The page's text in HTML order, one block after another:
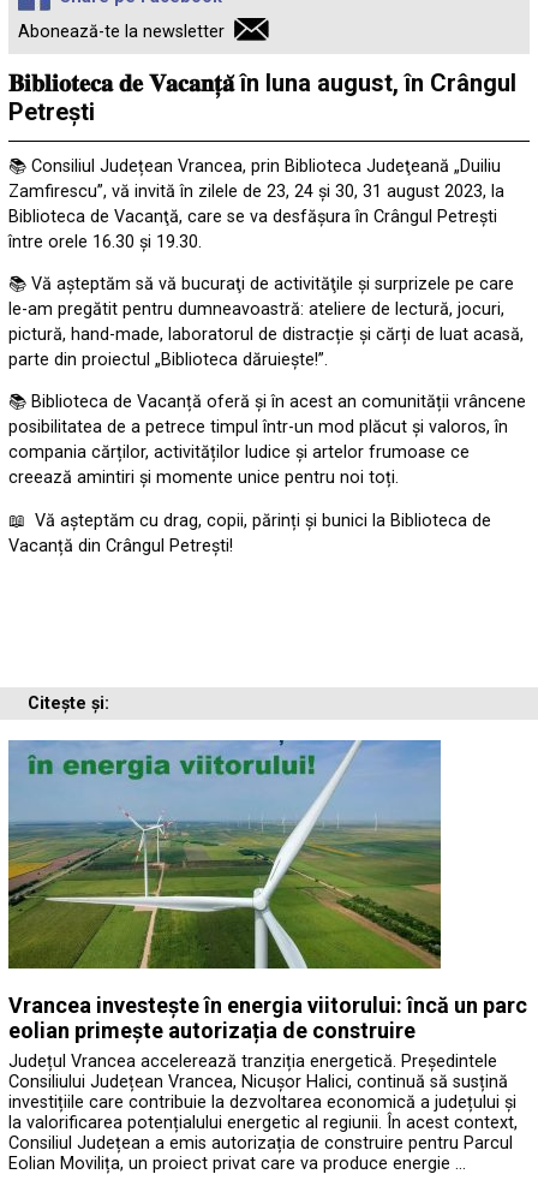
Abonează-te la newsletter
𝐁𝐢𝐛𝐥𝐢𝐨𝐭𝐞𝐜𝐚 𝐝𝐞 𝐕𝐚𝐜𝐚𝐧𝐭̦𝐚̆ în luna august, în Crângul
Petrești
📚 Consiliul Județean Vrancea, prin Biblioteca Judeţeană „Duiliu
Zamfirescu”, vă invită în zilele de 23, 24 și 30, 31 august 2023, la
Biblioteca de Vacanţă, care se va desfăşura în Crângul Petrești
între orele 16.30 şi 19.30.
📚 Vă aşteptăm să vă bucuraţi de activităţile şi surprizele pe care
le-am pregătit pentru dumneavoastră: ateliere de lectură, jocuri,
pictură, hand-made, laboratorul de distracție și cărți de luat acasă,
parte din proiectul „Biblioteca dăruiește!”.
📚 Biblioteca de Vacanță oferă și în acest an comunității vrâncene
posibilitatea de a petrece timpul într-un mod plăcut și valoros, în
compania cărților, activităților ludice și artelor frumoase ce
creează amintiri și momente unice pentru noi toți.
📖 Vă așteptăm cu drag, copii, părinți și bunici la Biblioteca de
Vacanță din Crângul Petrești!
Citește și:
Vrancea investește în energia viitorului: încă un parc
eolian primește autorizația de construire
Județul Vrancea accelerează tranziția energetică. Președintele
Consiliului Județean Vrancea, Nicușor Halici, continuă să susțină
investițiile care contribuie la dezvoltarea economică a județului și
la valorificarea potențialului energetic al regiunii. În acest context,
Consiliul Județean a emis autorizația de construire pentru Parcul
Eolian Movilița, un proiect privat care va produce energie …